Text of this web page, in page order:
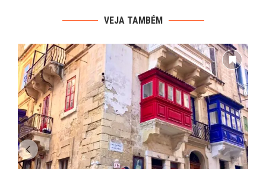
VEJA TAMBÉM